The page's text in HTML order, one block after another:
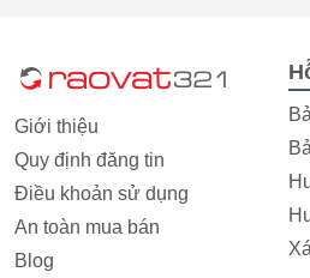
Giới thiệu
Quy định đăng tin
Điều khoản sử dụng
An toàn mua bán
Blog